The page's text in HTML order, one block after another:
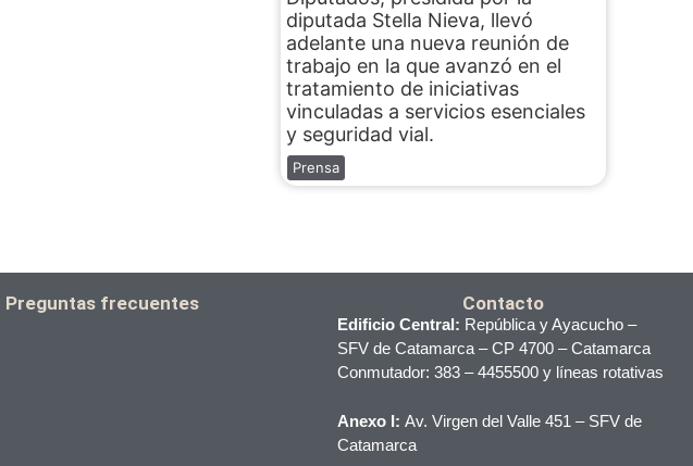
diputada Stella Nieva, llevó
adelante una nueva reunión de
trabajo en la que avanzó en el
tratamiento de iniciativas
vinculadas a servicios esenciales
y seguridad vial.
Prensa
Preguntas frecuentes Contacto
Edificio Central: República y Ayacucho –
SFV de Catamarca – CP 4700 – Catamarca
Conmutador: 383 – 4455500 y líneas rotativas
Anexo I: Av. Virgen del Valle 451 – SFV de
Catamarca